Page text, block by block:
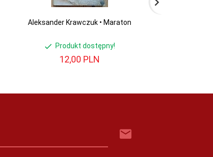
Aleksander Krawczuk • Maraton
Produkt dostępny!
12,00 PLN